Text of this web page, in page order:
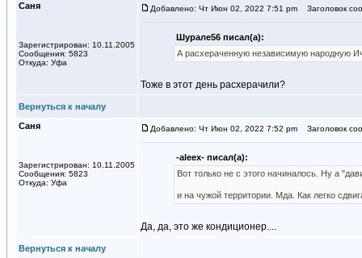
Саня
Зарегистрирован: 10.11.2005
Сообщения: 5823
Откуда: Уфа
Добавлено: Чт Июн 02, 2022 7:51 pm Заголовок
Шурале56 писал(а):
А расхераченную независимую народную
Тоже в этот день расхерачили?
Вернуться к началу
Саня
Зарегистрирован: 10.11.2005
Сообщения: 5823
Откуда: Уфа
Добавлено: Чт Июн 02, 2022 7:52 pm Заголовок
-aleex- писал(а):
Вот только не с этого начиналось. Ну а
и на чужой территории. Мда. Как легко
Да, да, это же кондиционер....
Вернуться к началу